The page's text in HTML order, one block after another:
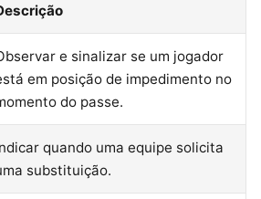
e sinalizar se um jogador
em posição de impedimento no
do passe.
quando uma equipe solicita
substituição.